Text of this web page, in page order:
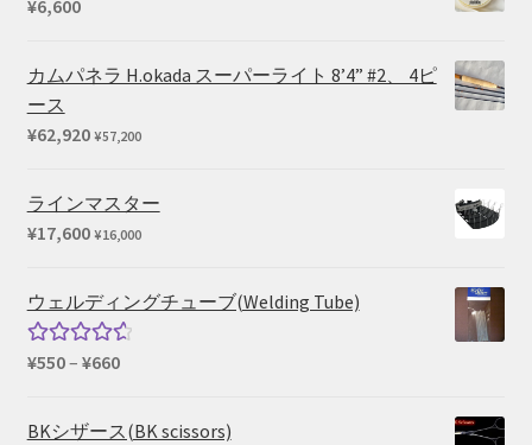
¥6,600
カムパネラ H.okada スーパーライト 8’4” #2、 4ピ
ース
¥62,920 ¥57,200
ラインマスター
¥17,600 ¥16,000
ウェルディングチューブ(Welding Tube)
5段階中
¥550– ¥660価
帯:
BKシザース(BK scissors)